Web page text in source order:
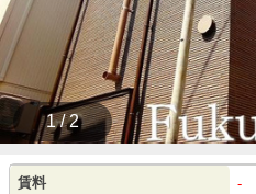
1 / 2
賃料 -